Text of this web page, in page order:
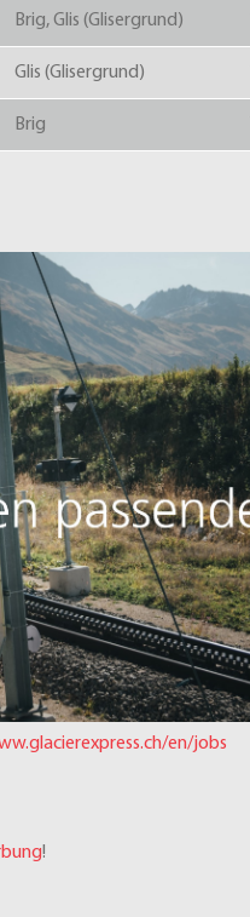
Brig, Glis (Glisergrund)
Glis (Glisergrund)
Brig
en/jobs
!